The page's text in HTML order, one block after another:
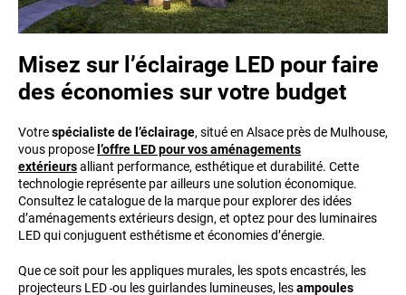
Misez sur l’éclairage LED pour faire
des économies sur votre budget
Votrespécialiste de l’éclairage, situé en Alsace près de Mulhouse,
vous propose l’offre LED pour vos aménagements
extérieursalliant performance, esthétique et durabilité. Cette
technologie représente par ailleurs une solution économique.
Consultez le catalogue de la marque pour explorer des idées
d’aménagements extérieurs design, et optez pour des luminaires
LED qui conjuguent esthétisme et économies d’énergie.
Que ce soit pour les appliques murales, les spots encastrés, les
projecteurs LED ou les guirlandes lumineuses, lesampoules